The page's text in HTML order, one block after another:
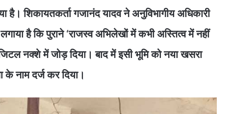
है। शिकायतकर्ता गजानंद यादव ने अनुविभागीय अधिकारी
है कि पुराने ‘राजस्व अभिलेखों में कभी अस्तित्व में नहीं
नक्शे में जोड़ दिया। बाद में इसी भूमि को नया खसरा
नाम दर्ज कर दिया।